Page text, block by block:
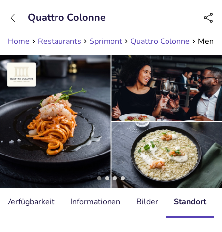
Erreichbar bis 23:00 Uhr (max 0,09€/Min)
Home Restaurants Sprimont Quattro Colonne Menu
Quattro Colonne
Verfügbarkeit Informationen Bilder Standort